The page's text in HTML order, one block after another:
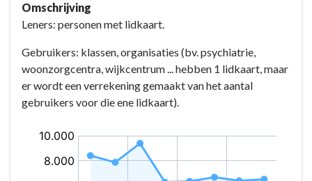
Omschrijving
Leners: personen met lidkaart.
Gebruikers: klassen, organisaties (bv. psychiatrie,
woonzorgcentra, wijkcentrum ... hebben 1 lidkaart, maar
er wordt een verrekening gemaakt van het aantal
gebruikers voor die ene lidkaart).